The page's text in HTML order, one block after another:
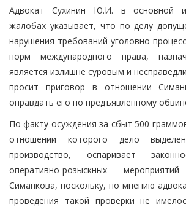
Адвокат Сухинин Ю.И. в основной и
жалобах указывает, что по делу
нарушения требований уголовно-
норм международного права,
является излишне суровым и
просит приговор в отношении
оправдать его по предъявленному
По факту осуждения за сбыт 500
отношении которого дело
производство, оспаривает
оперативно-розыскных
Симанкова, поскольку, по мнению
проведения такой проверки не